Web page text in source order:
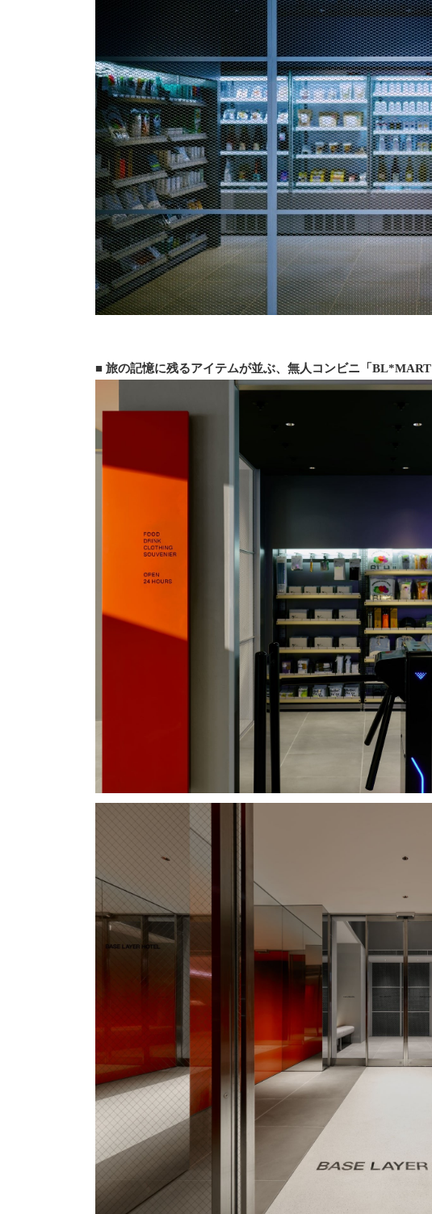
■ 旅の記憶に残るアイテムが並ぶ、無人コンビニ「BL*MART